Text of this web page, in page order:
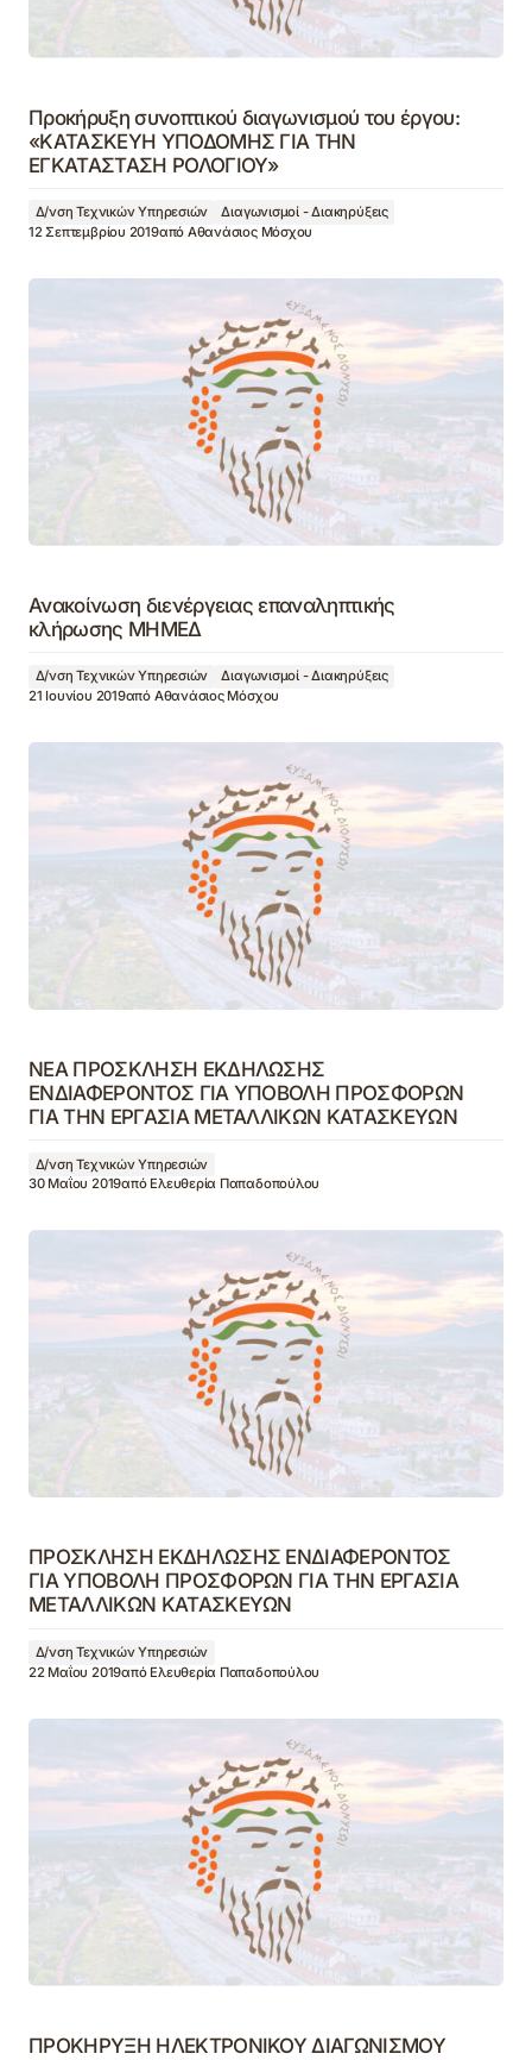
Προκήρυξη συνοπτικού διαγωνισμού του έργου:
«ΚΑΤΑΣΚΕΥΗ ΥΠΟΔΟΜΗΣ ΓΙΑ ΤΗΝ
ΕΓΚΑΤΑΣΤΑΣΗ ΡΟΛΟΓΙΟΥ»
Δ/νση Τεχνικών Υπηρεσιών
Διαγωνισμοί - Διακηρύξεις
12 Σεπτεμβρίου 2019από Αθανάσιος Μόσχου
Ανακοίνωση διενέργειας επαναληπτικής
κλήρωσης ΜΗΜΕΔ
Δ/νση Τεχνικών Υπηρεσιών
Διαγωνισμοί - Διακηρύξεις
21 Ιουνίου 2019από Αθανάσιος Μόσχου
ΝΕΑ ΠΡΟΣΚΛΗΣΗ ΕΚΔΗΛΩΣΗΣ
ΕΝΔΙΑΦΕΡΟΝΤΟΣ ΓΙΑ ΥΠΟΒΟΛΗ ΠΡΟΣΦΟΡΩΝ
ΓΙΑ ΤΗΝ ΕΡΓΑΣΙΑ ΜΕΤΑΛΛΙΚΩΝ ΚΑΤΑΣΚΕΥΩΝ
Δ/νση Τεχνικών Υπηρεσιών
30 Μαΐου 2019από Ελευθερία Παπαδοπούλου
ΠΡΟΣΚΛΗΣΗ ΕΚΔΗΛΩΣΗΣ ΕΝΔΙΑΦΕΡΟΝΤΟΣ
ΓΙΑ ΥΠΟΒΟΛΗ ΠΡΟΣΦΟΡΩΝ ΓΙΑ ΤΗΝ ΕΡΓΑΣΙΑ
ΜΕΤΑΛΛΙΚΩΝ ΚΑΤΑΣΚΕΥΩΝ
Δ/νση Τεχνικών Υπηρεσιών
22 Μαΐου 2019από Ελευθερία Παπαδοπούλου
ΠΡΟΚΗΡΥΞΗ ΗΛΕΚΤΡΟΝΙΚΟΥ ΔΙΑΓΩΝΙΣΜΟΥ